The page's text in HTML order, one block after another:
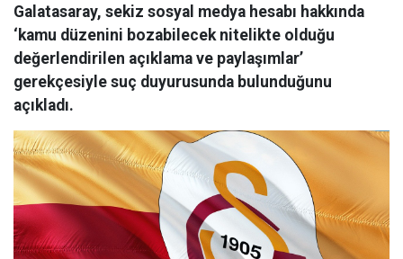
Galatasaray, sekiz sosyal medya hesabı hakkında
‘kamu düzenini bozabilecek nitelikte olduğu
değerlendirilen açıklama ve paylaşımlar’
gerekçesiyle suç duyurusunda bulunduğunu
açıkladı.